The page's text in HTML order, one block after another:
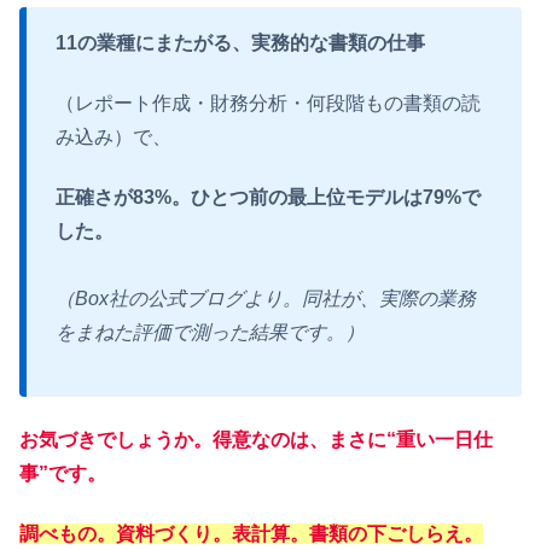
11の業種にまたがる、実務的な書類の仕事
（レポート作成・財務分析・何段階もの書類の読
み込み）で、
正確さが83%。ひとつ前の最上位モデルは79%で
した。
（Box社の公式ブログより。同社が、実際の業務
をまねた評価で測った結果です。）
お気づきでしょうか。得意なのは、まさに“重い一日仕
事”です。
調べもの。資料づくり。表計算。書類の下ごしらえ。